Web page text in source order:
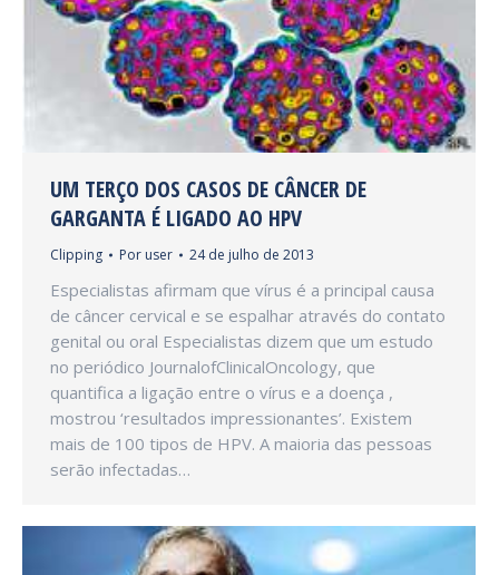
UM TERÇO DOS CASOS DE CÂNCER DE
GARGANTA É LIGADO AO HPV
Clipping Por user 24 de julho de 2013
Especialistas afirmam que vírus é a principal causa
de câncer cervical e se espalhar através do contato
genital ou oral Especialistas dizem que um estudo
no periódico JournalofClinicalOncology, que
quantifica a ligação entre o vírus e a doença ,
mostrou ‘resultados impressionantes’. Existem
mais de 100 tipos de HPV. A maioria das pessoas
serão infectadas…